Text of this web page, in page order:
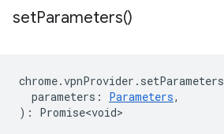
setParameters()
chrome.vpnProvider . setParameters
parameters : Parameters,
) : Promise<void>